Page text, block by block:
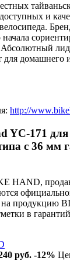
и
начала
для домашнего
http://
YC-171 для
с 36 мм
HAND,
продукцию
в
руб. -12%